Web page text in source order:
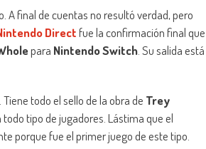
A final de cuentas no resultó verdad, pero
Directfue la confirmación final que
para Nintendo Switch . Su salida está
todo el sello de la obra de Trey
todo tipo de jugadores. Lástima que el
porque fue el primer juego de este tipo.